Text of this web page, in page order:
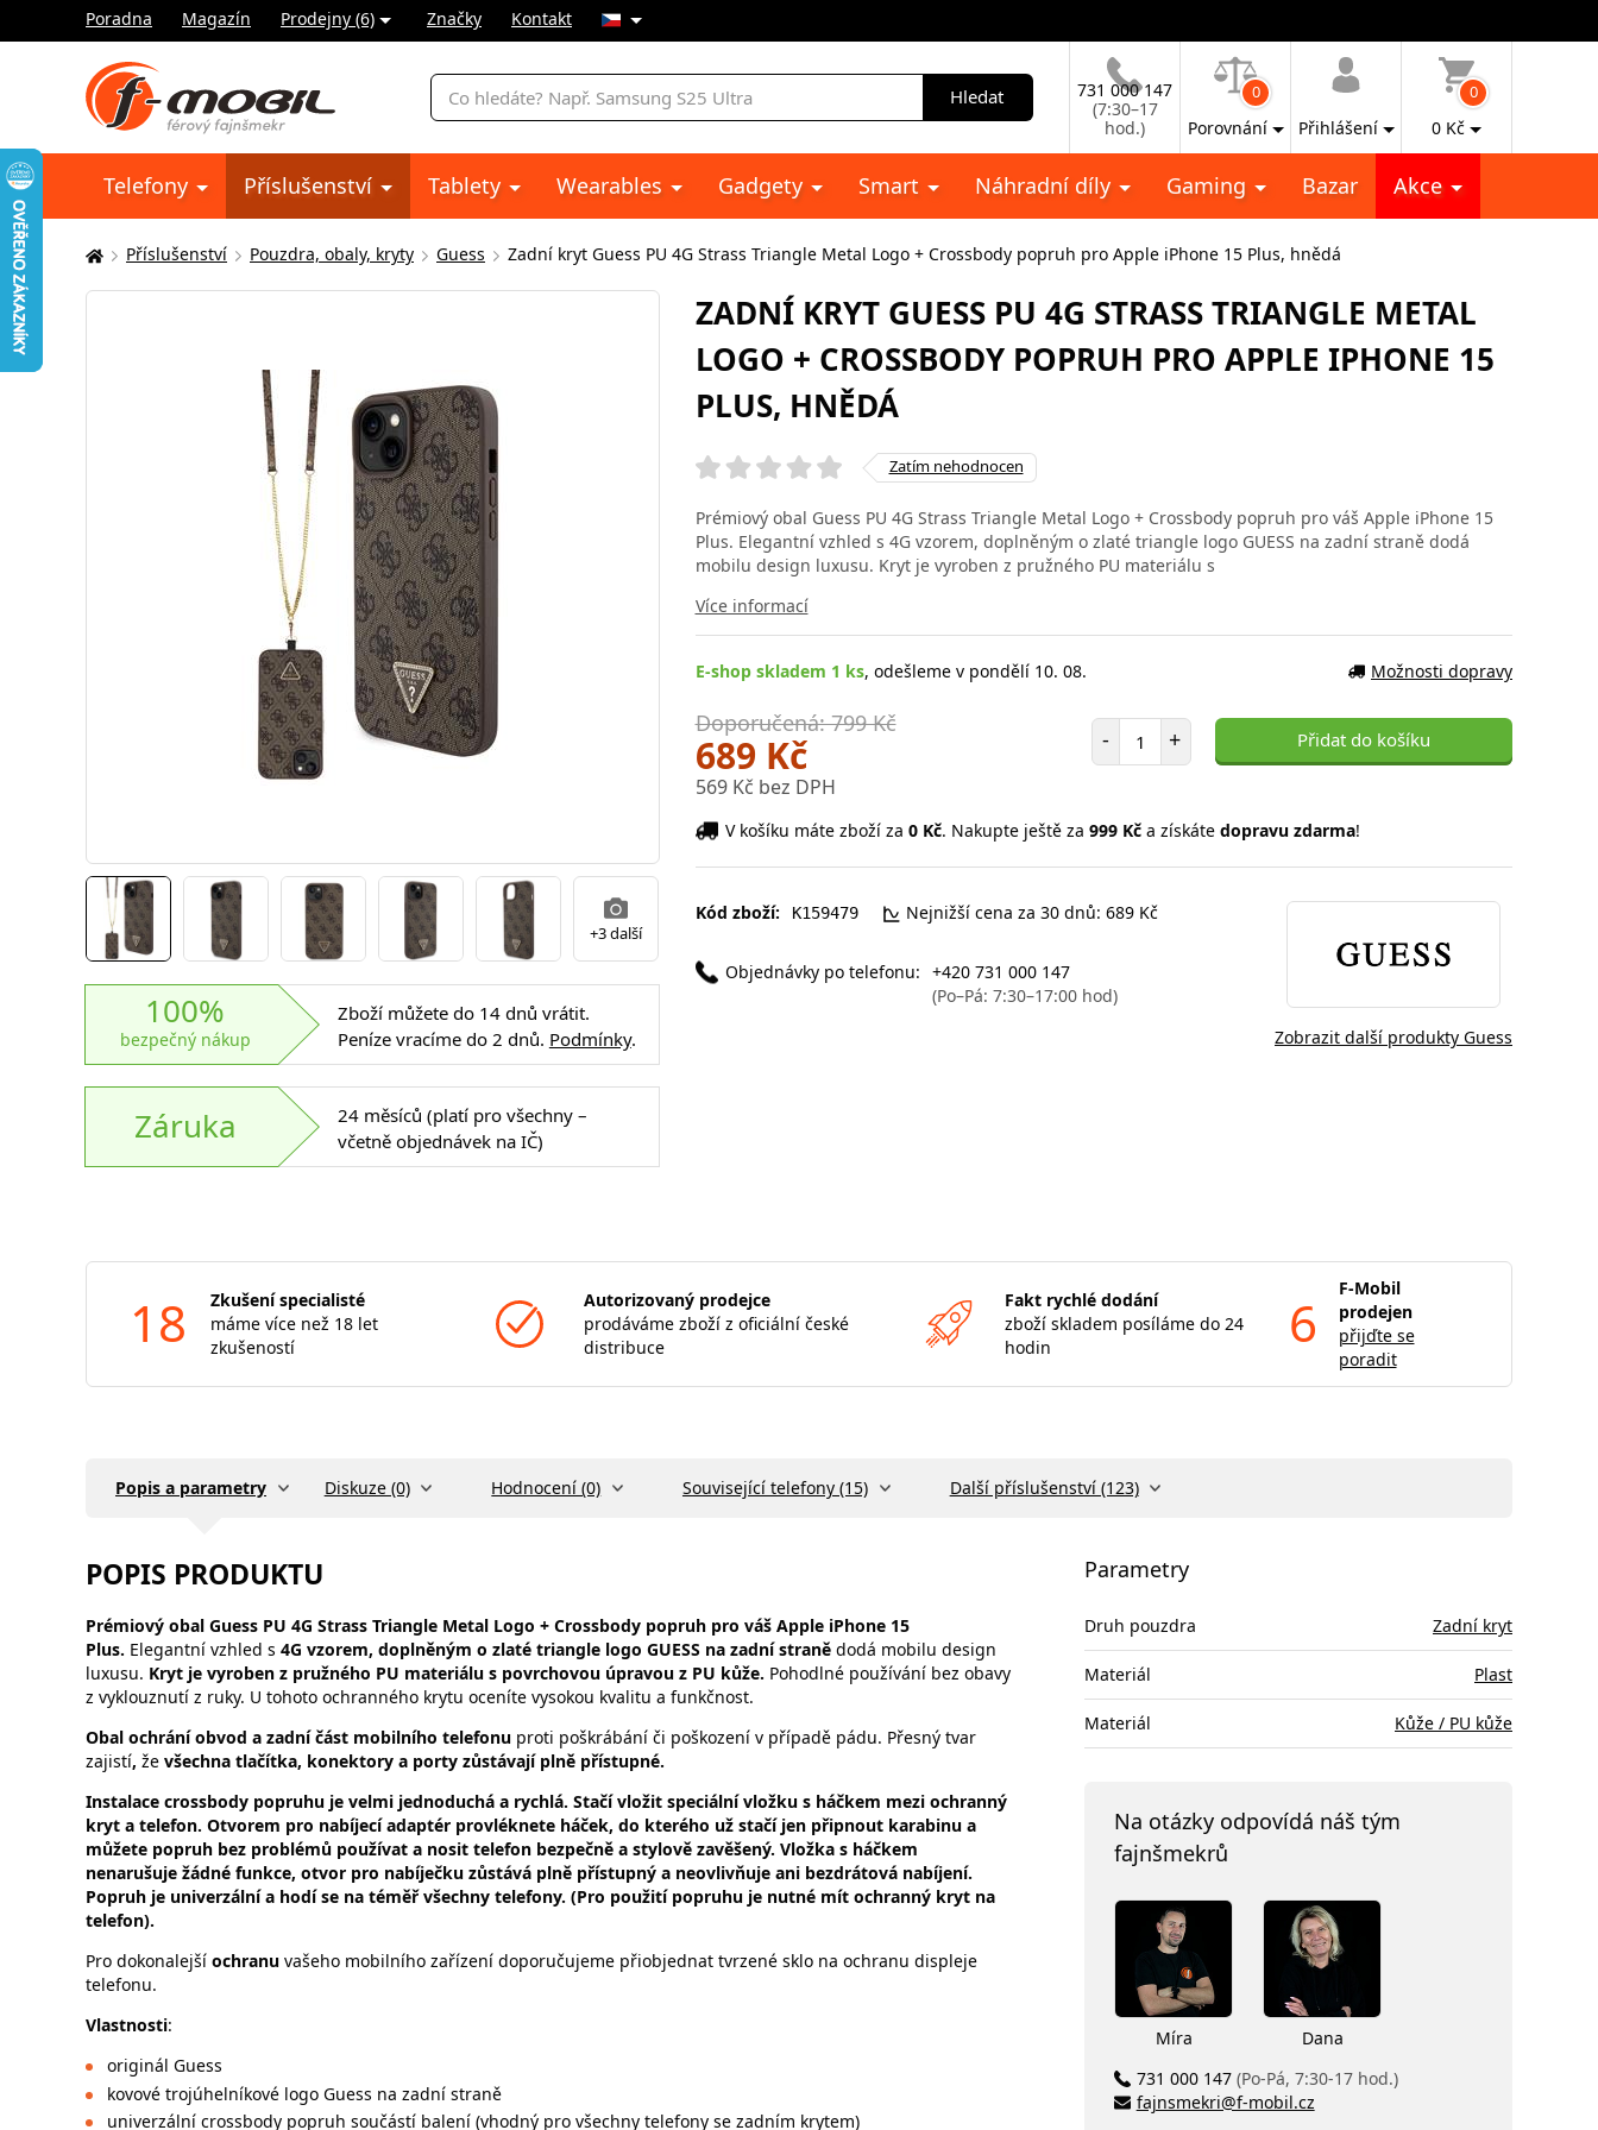
Poradna Magazín Prodejny (6) Značky Kontakt
Vyhledávání
Hledat
731 000 147
(7:30–17
hod.)
0
Porovnání Přihlášení
0
0 Kč
Telefony Příslušenství Tablety Wearables Gadgety Smart Náhradní díly Gaming Bazar Akce
Zde
se
Příslušenství Pouzdra, obaly, kryty Guess Zadní kryt Guess PU 4G Strass Triangle Metal Logo + Crossbody popruh pro Apple iPhone 15 Plus, hnědá
+3 další
100%
bezpečný nákup
Zboží můžete do 14 dnů vrátit.
Peníze vracíme do 2 dnů. Podmínky.
Záruka
24 měsíců (platí pro všechny –
včetně objednávek na IČ)
ZADNÍ KRYT GUESS PU 4G STRASS TRIANGLE METAL
LOGO + CROSSBODY POPRUH PRO APPLE IPHONE 15
PLUS, HNĚDÁ
Zatím nehodnocen
Prémiový obal Guess PU 4G Strass Triangle Metal Logo + Crossbody popruh pro váš Apple iPhone 15
Plus. Elegantní vzhled s 4G vzorem, doplněným o zlaté triangle logo GUESS na zadní straně dodá
mobilu design luxusu. Kryt je vyroben z pružného PU materiálu s
Více informací
E-shop skladem 1 ks, odešleme v pondělí 10. 08. Možnosti dopravy
Doporučená: 799 Kč
689 Kč
569 Kč bez DPH
- Počet položek
+ Přidat do košíku
V košíku máte zboží za 0 Kč. Nakupte ještě za 999 Kča získáte dopravu zdarma!
Kód zboží: K159479 Nejnižší cena za 30 dnů: 689 Kč
Objednávky po telefonu: +420 731 000 147
(Po–Pá: 7:30–17:00 hod)
Zobrazit další produkty Guess
18
Zkušení specialisté
máme více než 18 let
zkušeností
Autorizovaný prodejce
prodáváme zboží z oficiální české
distribuce
Fakt rychlé dodání
zboží skladem posíláme do 24
hodin
6
F-Mobil
prodejen
přijďte se
poradit
Popis a parametry Diskuze (0) Hodnocení (0) Související telefony (15) Další příslušenství (123)
POPIS PRODUKTU
Prémiový obal Guess PU 4G Strass Triangle Metal Logo + Crossbody popruh pro váš Apple iPhone 15
Plus. Elegantní vzhled s 4G vzorem, doplněným o zlaté triangle logo GUESS na zadní straně dodá mobilu design
luxusu. Kryt je vyroben z pružného PU materiálu s povrchovou úpravou z PU kůže. Pohodlné používání bez obavy
z vyklouznutí z ruky. U tohoto ochranného krytu oceníte vysokou kvalitu a funkčnost.
Obal ochrání obvod a zadní část mobilního telefonu proti poškrábání či poškození v případě pádu. Přesný tvar
zajistí, že všechna tlačítka, konektory a porty zůstávají plně přístupné.
Instalace crossbody popruhu je velmi jednoduchá a rychlá. Stačí vložit speciální vložku s háčkem mezi ochranný
kryt a telefon. Otvorem pro nabíjecí adaptér provléknete háček, do kterého už stačí jen připnout karabinu a
můžete popruh bez problémů používat a nosit telefon bezpečně a stylově zavěšený. Vložka s háčkem
nenarušuje žádné funkce, otvor pro nabíječku zůstává plně přístupný a neovlivňuje ani bezdrátová nabíjení.
Popruh je univerzální a hodí se na téměř všechny telefony. (Pro použití popruhu je nutné mít ochranný kryt na
telefon).
Pro dokonalejší ochranu vašeho mobilního zařízení doporučujeme přiobjednat tvrzené sklo na ochranu displeje
telefonu.
Vlastnosti:
originál Guess
kovové trojúhelníkové logo Guess na zadní straně
univerzální crossbody popruh součástí balení (vhodný pro všechny telefony se zadním krytem)
Parametry
Druh pouzdra Zadní kryt
Materiál Plast
Materiál Kůže / PU kůže
Na otázky odpovídá náš tým
fajnšmekrů
Míra
Dana
731 000 147 (Po-Pá, 7:30-17 hod.)
fajnsmekri@f-mobil.cz